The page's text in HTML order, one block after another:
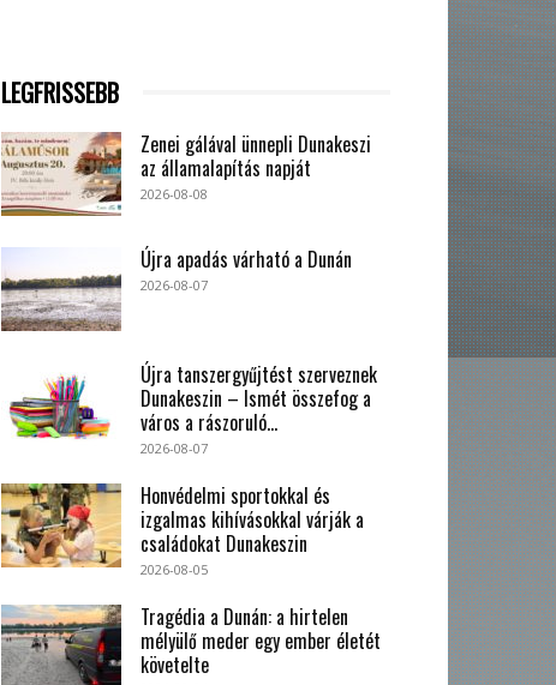
LEGFRISSEBB
Zenei gálával ünnepli Dunakeszi
az államalapítás napját
2026-08-08
Újra apadás várható a Dunán
2026-08-07
Újra tanszergyűjtést szerveznek
Dunakeszin – Ismét összefog a
város a rászoruló...
2026-08-07
Honvédelmi sportokkal és
izgalmas kihívásokkal várják a
családokat Dunakeszin
2026-08-05
Tragédia a Dunán: a hirtelen
mélyülő meder egy ember életét
követelte